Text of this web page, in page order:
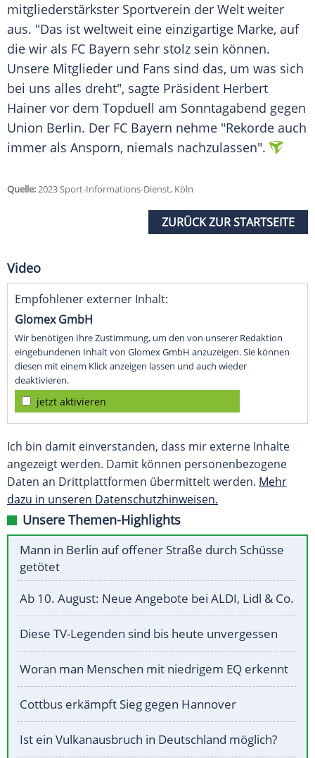
mitgliederstärkster Sportverein der Welt weiter
aus. "Das ist weltweit eine einzigartige Marke, auf
die wir als FC Bayern sehr stolz sein können.
Unsere Mitglieder und Fans sind das, um was sich
bei uns alles dreht", sagte Präsident Herbert
Hainer vor dem Topduell am Sonntagabend gegen
Union Berlin. Der FC Bayern nehme "Rekorde auch
immer als Ansporn, niemals nachzulassen".
Quelle:2023 Sport-Informations-Dienst, Köln
ZURÜCK ZUR STARTSEITE
Video
Empfohlener externer Inhalt:
Glomex GmbH
Wir benötigen Ihre Zustimmung, um den von unserer Redaktion
eingebundenen Inhalt von Glomex GmbH anzuzeigen. Sie können
diesen mit einem Klick anzeigen lassen und auch wieder
deaktivieren.
jetzt aktivieren
Ich bin damit einverstanden, dass mir externe Inhalte
angezeigt werden. Damit können personenbezogene
Daten an Drittplattformen übermittelt werden. Mehr
dazu in unseren Datenschutzhinweisen.
Unsere Themen-Highlights
Mann in Berlin auf offener Straße durch Schüsse
getötet
Ab 10. August: Neue Angebote bei ALDI, Lidl & Co.
Diese TV-Legenden sind bis heute unvergessen
Woran man Menschen mit niedrigem EQ erkennt
Cottbus erkämpft Sieg gegen Hannover
Ist ein Vulkanausbruch in Deutschland möglich?